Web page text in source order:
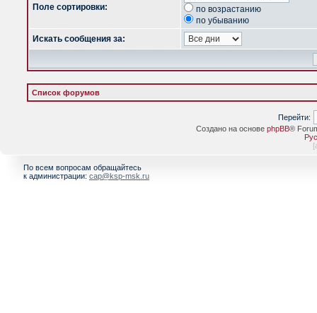
Поле сортировки:
по возрастанию
по убыванию
Искать сообщения за:
Список форумов
Перейти:
Создано на основе phpBB®
[
По всем вопросам обращайтесь
к администрации: cap@ksp-msk.ru